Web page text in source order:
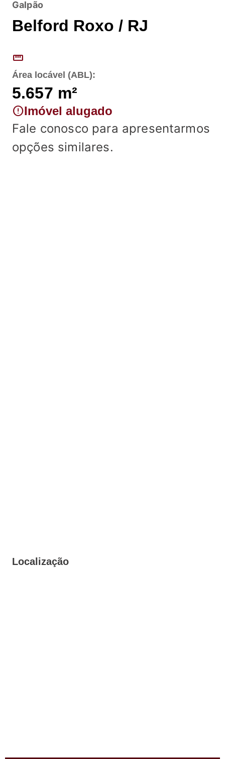
Galpão
Belford Roxo / RJ
straighten
Área locável (ABL):
5.657 m²
errorImóvel alugado
Fale conosco para apresentarmos
opções similares.
Localização